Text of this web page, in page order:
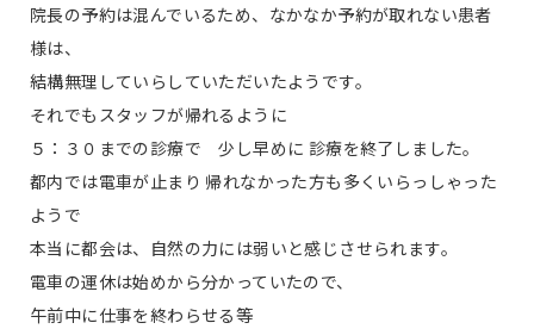
院長の予約は混んでいるため、なかなか予約が取れない患者
様は、
結構無理していらしていただいたようです。
それでもスタッフが帰れるように
５：３０までの診療で 少し早めに 診療を終了しました。
都内では電車が止まり 帰れなかった方も多くいらっしゃった
ようで
本当に都会は、自然の力には弱いと感じさせられます。
電車の運休は始めから分かっていたので、
午前中に仕事を終わらせる等